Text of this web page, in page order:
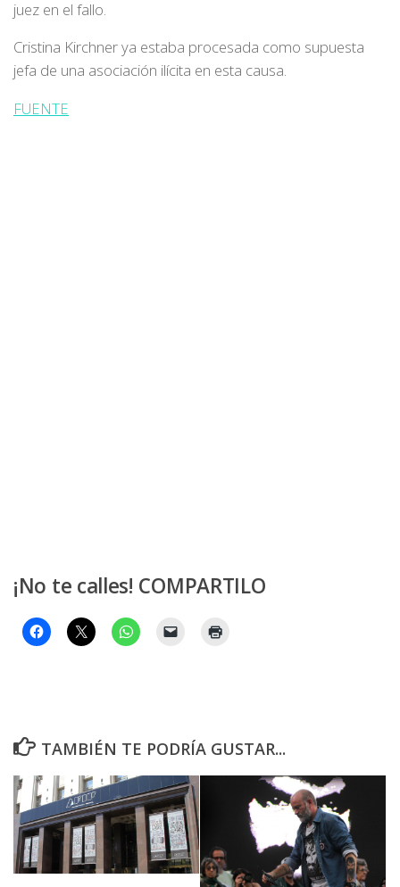
juez en el fallo.
Cristina Kirchner ya estaba procesada como supuesta
jefa de una asociación ilícita en esta causa.
FUENTE
¡No te calles! COMPARTILO
TAMBIÉN TE PODRÍA GUSTAR...